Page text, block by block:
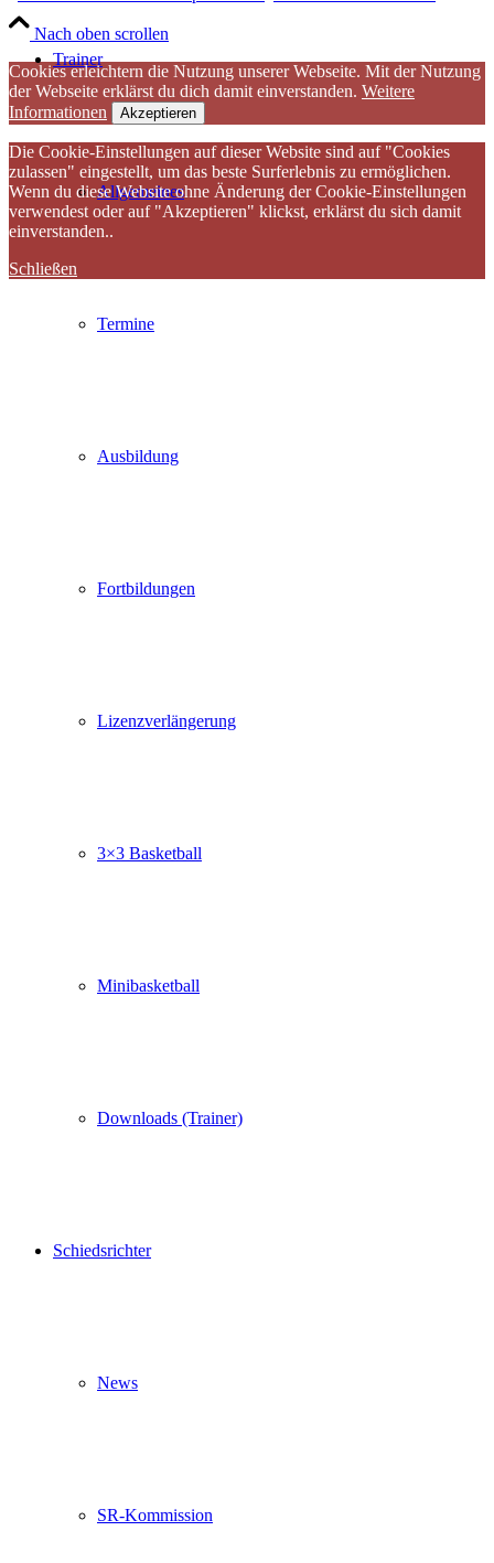
Trainer
Allgemeines
Termine
Ausbildung
Fortbildungen
Lizenzverlängerung
3×3 Basketball
Minibasketball
Downloads (Trainer)
Schiedsrichter
News
SR-Kommission
Nach oben scrollen
Cookies erleichtern die Nutzung unserer Webseite. Mit der Nutzung
der Webseite erklärst du dich damit einverstanden. Weitere
Informationen
Akzeptieren
Die Cookie-Einstellungen auf dieser Website sind auf "Cookies
zulassen" eingestellt, um das beste Surferlebnis zu ermöglichen.
Wenn du diese Website ohne Änderung der Cookie-Einstellungen
verwendest oder auf "Akzeptieren" klickst, erklärst du sich damit
einverstanden..
Schließen